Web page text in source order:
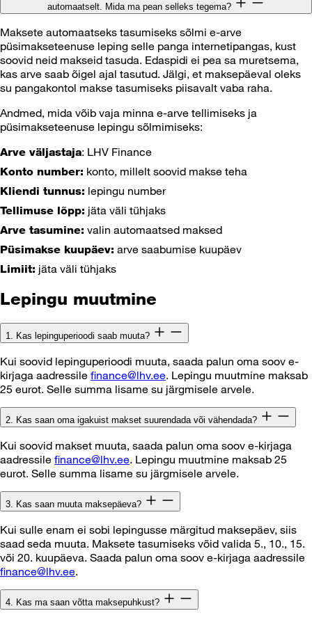
automaatselt. Mida ma pean selleks tegema?
Maksete automaatseks tasumiseks sõlmi e-arve
püsimakseteenuse leping selle panga internetipangas, kust
soovid neid makseid tasuda. Edaspidi ei pea sa muretsema,
kas arve saab õigel ajal tasutud. Jälgi, et maksepäeval oleks
su pangakontol makse tasumiseks piisavalt vaba raha.
Andmed, mida võib vaja minna e-arve tellimiseks ja
püsimakseteenuse lepingu sõlmimiseks:
Arve väljastaja: LHV Finance
Konto number: konto, millelt soovid makse teha
Kliendi tunnus: lepingu number
Tellimuse lõpp: jäta väli tühjaks
Arve tasumine: valin automaatsed maksed
Püsimakse kuupäev: arve saabumise kuupäev
Limiit: jäta väli tühjaks
Lepingu muutmine
1. Kas lepinguperioodi saab muuta?
Kui soovid lepinguperioodi muuta, saada palun oma soov e-
kirjaga aadressile finance@lhv.ee. Lepingu muutmine maksab
25 eurot. Selle summa lisame su järgmisele arvele.
2. Kas saan oma igakuist makset suurendada või vähendada?
Kui soovid makset muuta, saada palun oma soov e-kirjaga
aadressile finance@lhv.ee. Lepingu muutmine maksab 25
eurot. Selle summa lisame su järgmisele arvele.
3. Kas saan muuta maksepäeva?
Kui sulle enam ei sobi lepingusse märgitud maksepäev, siis
saad seda muuta. Maksete tasumiseks võid valida 5., 10., 15.
või 20. kuupäeva. Saada palun oma soov e-kirjaga aadressile
finance@lhv.ee.
4. Kas ma saan võtta maksepuhkust?